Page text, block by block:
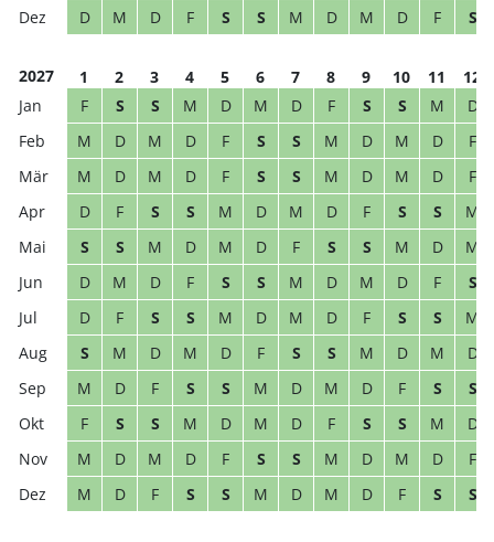
D
M D F S S M D M D F S
2027 1 2 3 4 5 6 7 8 9 10 11
12
F
S S M D M D F S S M
D
M
D M D F S S M D M D
F
M
D M D F S S M D M D
F
D
F S S M D M D F S S
M
S
S M D M D F S S M D
M
D
M D F S S M D M D F
S
D
F S S M D M D F S S
M
S
M D M D F S S M D M
D
M
D F S S M D M D F S
S
F
S S M D M D F S S M
D
M
D M D F S S M D M D
F
M
D F S S M D M D F S S